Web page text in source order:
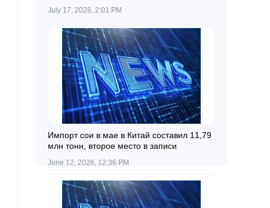
July 17, 2026, 2:01 PM
Импорт сои в мае в Китай составил 11,79
млн тонн, второе место в записи
June 12, 2026, 12:36 PM